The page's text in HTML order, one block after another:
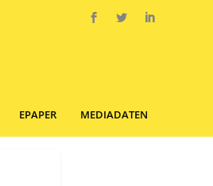
EPAPER MEDIADATEN